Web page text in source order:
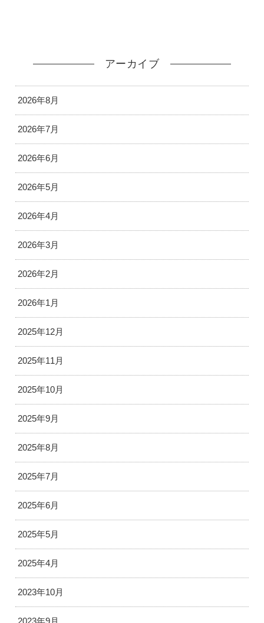
アーカイブ
2026年8月
2026年7月
2026年6月
2026年5月
2026年4月
2026年3月
2026年2月
2026年1月
2025年12月
2025年11月
2025年10月
2025年9月
2025年8月
2025年7月
2025年6月
2025年5月
2025年4月
2023年10月
2023年9月